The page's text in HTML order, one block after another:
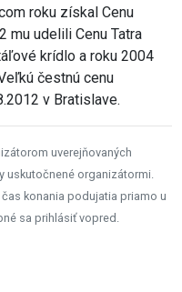
roku získal Cenu
mu udelili Cenu Tatra
krídlo a roku 2004
čestnú cenu
v Bratislave.
uverejňovaných
uskutočnené organizátormi.
konania podujatia priamo u
sa prihlásiť vopred.